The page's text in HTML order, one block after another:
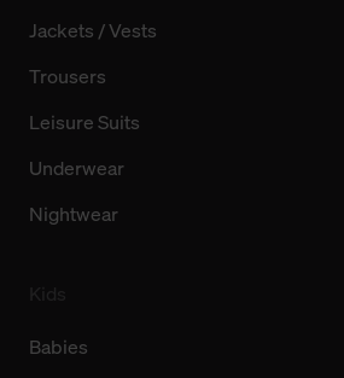
Jackets / Vests
Trousers
Leisure Suits
Underwear
Nightwear
Babies